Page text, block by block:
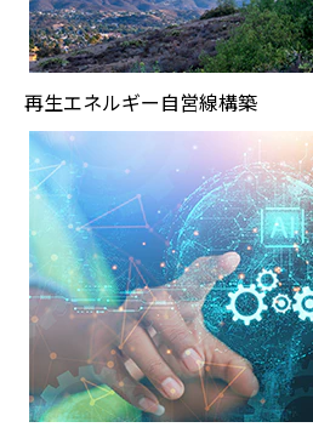
再生エネルギー自営線構築